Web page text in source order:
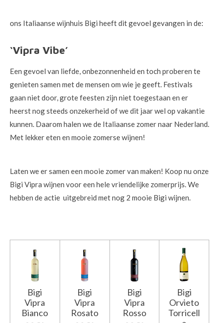
ons Italiaanse wijnhuis Bigi heeft dit gevoel gevangen in de:
‘Vipra Vibe’
Een gevoel van liefde, onbezonnenheid en toch proberen te
genieten samen met de mensen om wie je geeft. Festivals
gaan niet door, grote feesten zijn niet toegestaan en er
heerst nog steeds onzekerheid of we dit jaar wel op vakantie
kunnen. Daarom halen we de Italiaanse zomer naar Nederland.
Met lekker eten en mooie zomerse wijnen!
Laten we er samen een mooie zomer van maken! Koop nu onze
Bigi Vipra wijnen voor een hele vriendelijke zomerprijs. We
hebben de actie uitgebreid met nog 2 mooie Bigi wijnen.
Bigi
Vipra
Bianco
Bigi
Vipra
Rosato
Bigi
Vipra
Rosso
Bigi
Orvieto
Torricell